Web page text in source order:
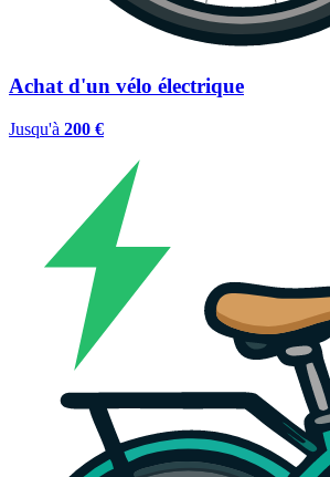
Achat d'un vélo électrique
Jusqu'à 200 €